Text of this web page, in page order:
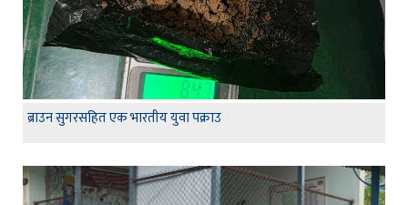
ब्राउन सुगरसहित एक भारतीय युवा पक्राउ